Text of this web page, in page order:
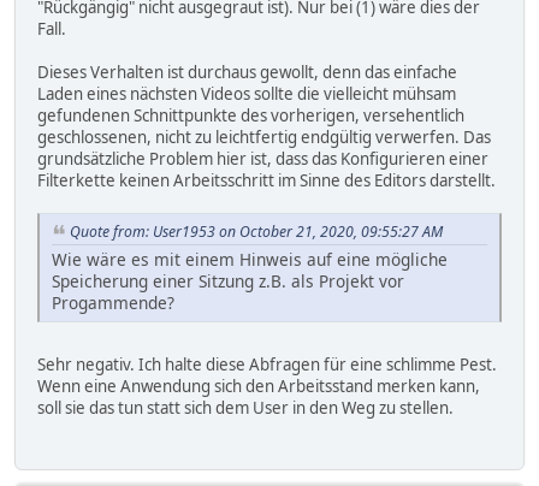
"Rückgängig" nicht ausgegraut ist). Nur bei (1) wäre dies der
Fall.
Dieses Verhalten ist durchaus gewollt, denn das einfache
Laden eines nächsten Videos sollte die vielleicht mühsam
gefundenen Schnittpunkte des vorherigen, versehentlich
geschlossenen, nicht zu leichtfertig endgültig verwerfen. Das
grundsätzliche Problem hier ist, dass das Konfigurieren einer
Filterkette keinen Arbeitsschritt im Sinne des Editors darstellt.
Quote from: User1953 on October 21, 2020, 09:55:27 AM
Wie wäre es mit einem Hinweis auf eine mögliche
Speicherung einer Sitzung z.B. als Projekt vor
Progammende?
Sehr negativ. Ich halte diese Abfragen für eine schlimme Pest.
Wenn eine Anwendung sich den Arbeitsstand merken kann,
soll sie das tun statt sich dem User in den Weg zu stellen.